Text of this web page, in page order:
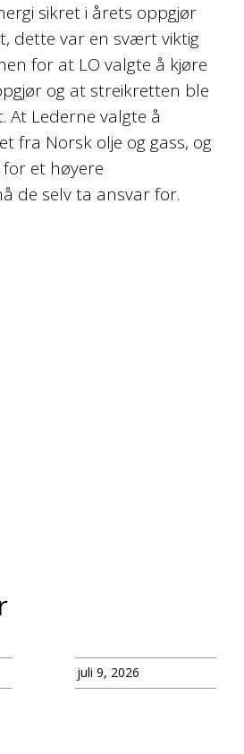
sikret i årets oppgjør
dette var en svært viktig
for at LO valgte å kjøre
og at streikretten ble
Lederne valgte å
fra Norsk olje og gass, og
et høyere
de selv ta ansvar for.
juli 9, 2026